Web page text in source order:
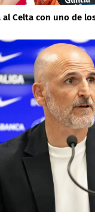
Celta con uno de